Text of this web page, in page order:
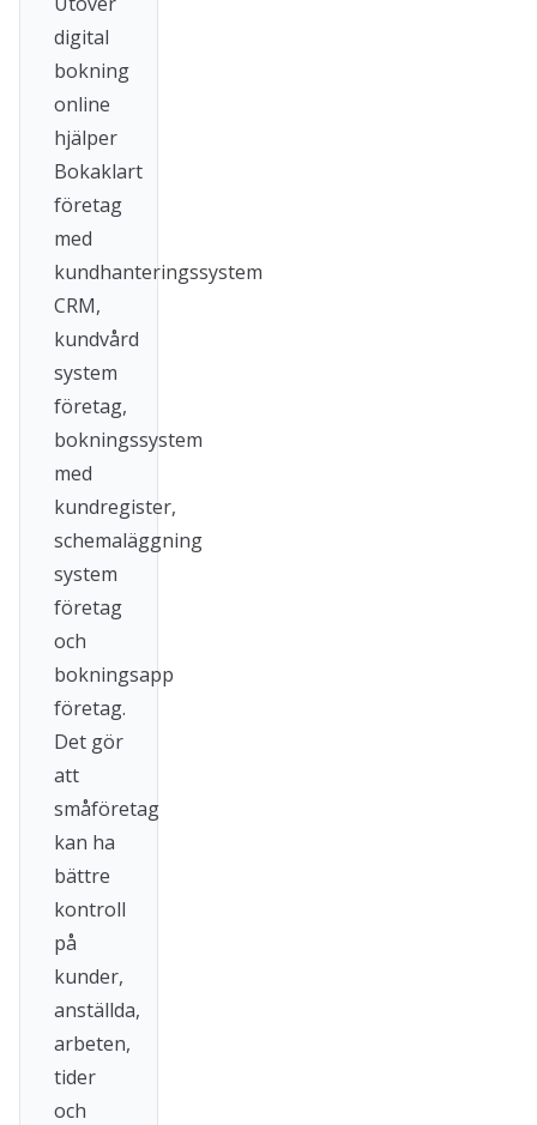
digital
bokning
online
hjälper
Bokaklart
företag
med
kundhanteringssystem
CRM,
kundvård
system
företag,
bokningssystem
med
kundregister,
schemaläggning
system
företag
och
bokningsapp
företag.
Det gör
att
småföretag
kan ha
bättre
kontroll
på
kunder,
anställda,
arbeten,
tider
och